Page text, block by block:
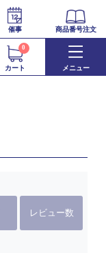
催事 商品番号注文
カート
0
メニュー
レビュー数